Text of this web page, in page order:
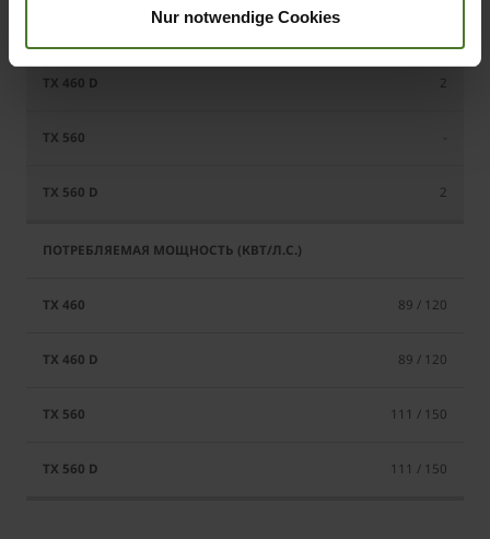
Nur notwendige Cookies
2
2
89 / 120
89 / 120
111 / 150
111 / 150